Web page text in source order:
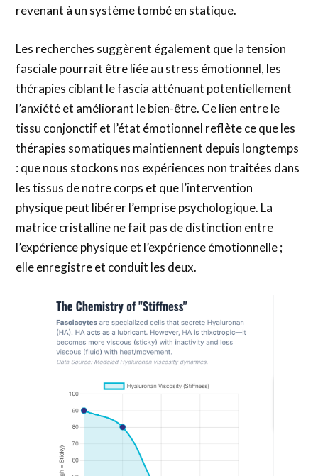
revenant à un système tombé en statique.
Les recherches suggèrent également que la tension
fasciale pourrait être liée au stress émotionnel, les
thérapies ciblant le fascia atténuant potentiellement
l’anxiété et améliorant le bien-être. Ce lien entre le
tissu conjonctif et l’état émotionnel reflète ce que les
thérapies somatiques maintiennent depuis longtemps
: que nous stockons nos expériences non traitées dans
les tissus de notre corps et que l’intervention
physique peut libérer l’emprise psychologique. La
matrice cristalline ne fait pas de distinction entre
l’expérience physique et l’expérience émotionnelle ;
elle enregistre et conduit les deux.